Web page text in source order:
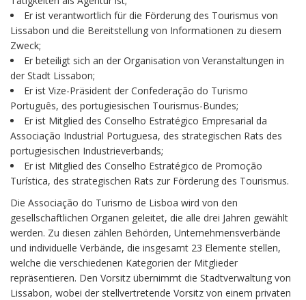
Er ist verantwortlich für die Förderung des Tourismus von
Lissabon und die Bereitstellung von Informationen zu diesem
Zweck;
Er beteiligt sich an der Organisation von Veranstaltungen in
der Stadt Lissabon;
Er ist Vize-Präsident der Confederação do Turismo
Português, des portugiesischen Tourismus-Bundes;
Er ist Mitglied des Conselho Estratégico Empresarial da
Associação Industrial Portuguesa, des strategischen Rats des
portugiesischen Industrieverbands;
Er ist Mitglied des Conselho Estratégico de Promoção
Turística, des strategischen Rats zur Förderung des Tourismus.
Die Associação do Turismo de Lisboa wird von den
gesellschaftlichen Organen geleitet, die alle drei Jahren gewählt
werden. Zu diesen zählen Behörden, Unternehmensverbände
und individuelle Verbände, die insgesamt 23 Elemente stellen,
welche die verschiedenen Kategorien der Mitglieder
repräsentieren. Den Vorsitz übernimmt die Stadtverwaltung von
Lissabon, wobei der stellvertretende Vorsitz von einem privaten